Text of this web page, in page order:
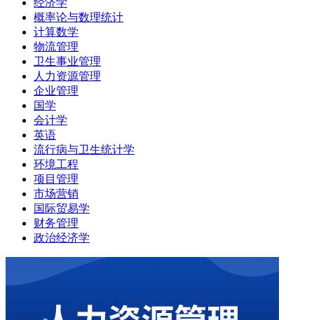
经济学
概率论与数理统计
计算数学
物流管理
卫生事业管理
人力资源管理
企业管理
国学
会计学
英语
流行病与卫生统计学
环境工程
项目管理
市场营销
国际贸易学
财务管理
政治经济学